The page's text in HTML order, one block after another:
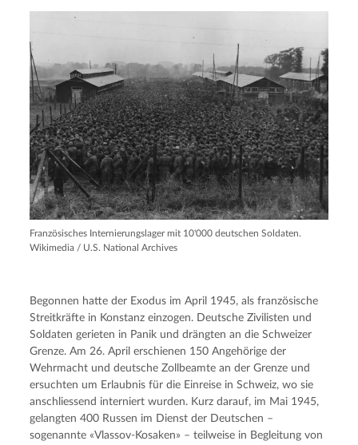
Französisches Internierungslager mit 10'000 deutschen Soldaten.
Wikimedia / U.S. National Archives
Begonnen hatte der Exodus im April 1945, als französische
Streitkräfte in Konstanz einzogen. Deutsche Zivilisten und
Soldaten gerieten in Panik und drängten an die Schweizer
Grenze. Am 26. April erschienen 150 Angehörige der
Wehrmacht und deutsche Zollbeamte an der Grenze und
ersuchten um Erlaubnis für die Einreise in Schweiz, wo sie
anschliessend interniert wurden. Kurz darauf, im Mai 1945,
gelangten 400 Russen im Dienst der Deutschen –
sogenannte «Vlassov-Kosaken» – teilweise in Begleitung von